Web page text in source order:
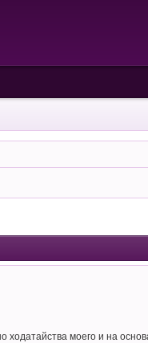
моего и на